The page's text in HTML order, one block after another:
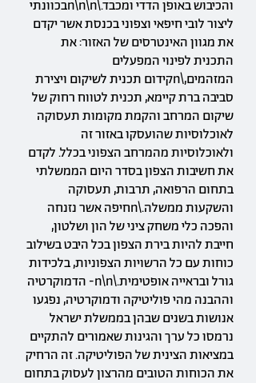
והכיבוש באופן הדדי ומכבד.\n\n\nבכוונתי
ליצור לובי חיפאי וצפוני בכנסת אשר יקדם
את מגוון האינטרסים של האזור: את
התכנית לפינוי המפעלים
המזהמים,\nקידום תכנית לשיקום ויצירת
סביבה ברת קיימא, תכנית לטווח רחוק של
שיקום המרחב והקמת מקומות תעסוקה
לאוכלוסיות שהועסקו באזור זה
ולאוכלוסיות מהמרחב הצפוני בכלל. לקדם
את חשיבות הצפון בסדר היום הממשלתי
בתחום הרפואה, תרבות, תעסוקה
והשקעות ממשלה.\nחיפה אשר נזנחה
והפכה כלי משחק ציני של הון ושלטון,
חייבת להיות בירת הצפון בכל היבט בשילוב
כוחות עם כל הרשויות הצפוניות, בלכידות
גורל ובראייה אופטימית.\n\n- הדמוקרטיה
וההבנה מהי פוליטיקה ודמוקרטיה, נפגעו
אנושות בשנים שבהן בממשלת ישראל
נרמסו כל ערך והגינות שאמורים להתקיים
במציאות הצינית של הפוליטיקה. זה הרחיק
את הכוחות הטובים מהרצון לעסוק בתחום